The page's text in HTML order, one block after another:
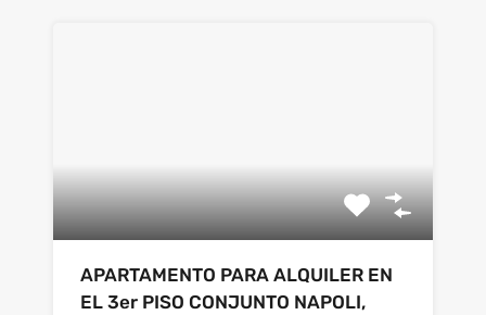
APARTAMENTO PARA ALQUILER EN
EL 3er PISO CONJUNTO NAPOLI,